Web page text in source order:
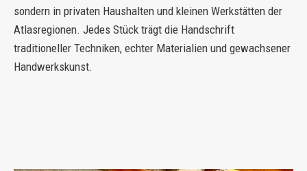
sondern in privaten Haushalten und kleinen Werkstätten der
Atlasregionen. Jedes Stück trägt die Handschrift
traditioneller Techniken, echter Materialien und gewachsener
Handwerkskunst.